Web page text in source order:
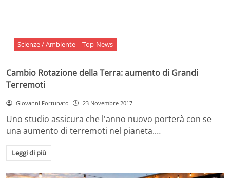
Scienze / Ambiente Top-News
Cambio Rotazione della Terra: aumento di Grandi
Terremoti
Giovanni Fortunato 23 Novembre 2017
Uno studio assicura che l'anno nuovo porterà con se
una aumento di terremoti nel pianeta.…
Leggi di più